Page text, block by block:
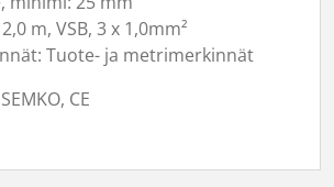
m, VSB, 3 x 1,0mm²
Tuote- ja metrimerkinnät
CE